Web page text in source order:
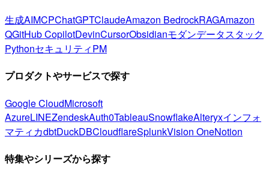
生成AIMCPChatGPTClaudeAmazon BedrockRAGAmazon
QGitHub CopilotDevinCursorObsidianモダンデータスタック
PythonセキュリティPM
プロダクトやサービスで探す
Google CloudMicrosoft
AzureLINEZendeskAuth0TableauSnowflakeAlteryxインフォ
マティカdbtDuckDBCloudflareSplunkVision OneNotion
特集やシリーズから探す